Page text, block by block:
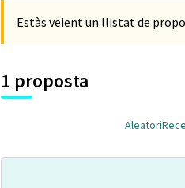
Estàs veient un llistat de
1 proposta
Aleatori